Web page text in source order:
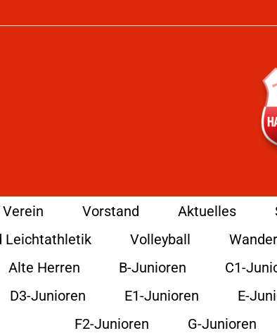
Verein Vorstand Aktuelles
Leichtathletik
Volleyball
Alte Herren B-Junioren C1-
D3-Junioren E1-Junioren E-
F2-Junioren
G-Junioren